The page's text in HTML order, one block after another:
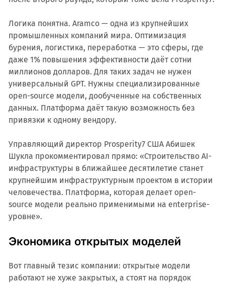
Логика понятна. Aramco — одна из крупнейших
промышленных компаний мира. Оптимизация
бурения, логистика, переработка — это сферы, где
даже 1% повышения эффективности даёт сотни
миллионов долларов. Для таких задач не нужен
универсальный GPT. Нужны специализированные
open-source модели, дообученные на собственных
данных. Платформа даёт такую возможность без
привязки к одному вендору.
Управляющий директор Prosperity7 США Абишек
Шукла прокомментировал прямо: «Строительство AI-
инфраструктуры в ближайшее десятилетие станет
крупнейшим инфраструктурным проектом в истории
человечества. Платформа, которая делает open-
source модели реально применимыми на enterprise-
уровне».
Экономика открытых моделей
Вот главный тезис компании: открытые модели
работают не хуже закрытых, а стоят на порядок